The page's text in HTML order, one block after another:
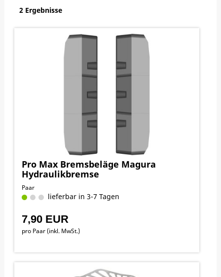
2 Ergebnisse
Pro Max Bremsbeläge Magura
Hydraulikbremse
Paar
lieferbar in 3-7 Tagen
7,90 EUR
pro Paar (inkl. MwSt.)